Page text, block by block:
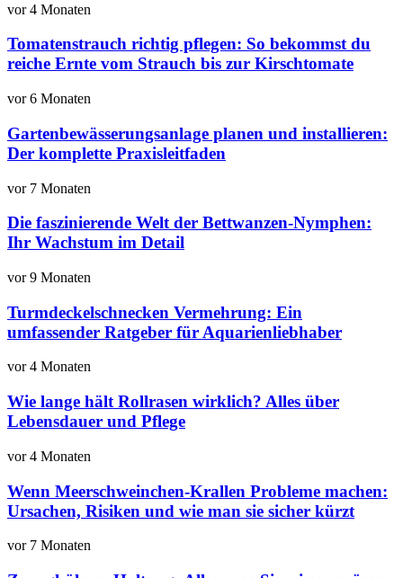
vor 4 Monaten
Tomatenstrauch richtig pflegen: So bekommst du
reiche Ernte vom Strauch bis zur Kirschtomate
vor 6 Monaten
Gartenbewässerungsanlage planen und installieren:
Der komplette Praxisleitfaden
vor 7 Monaten
Die faszinierende Welt der Bettwanzen-Nymphen:
Ihr Wachstum im Detail
vor 9 Monaten
Turmdeckelschnecken Vermehrung: Ein
umfassender Ratgeber für Aquarienliebhaber
vor 4 Monaten
Wie lange hält Rollrasen wirklich? Alles über
Lebensdauer und Pflege
vor 4 Monaten
Wenn Meerschweinchen-Krallen Probleme machen:
Ursachen, Risiken und wie man sie sicher kürzt
vor 7 Monaten